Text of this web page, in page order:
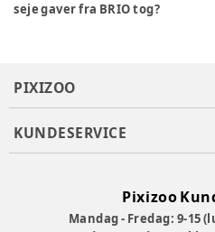
seje gaver fra BRIO tog?
PIXIZOO
KUNDESERVICE
Pixizoo
Mandag - Fredag: 9-15